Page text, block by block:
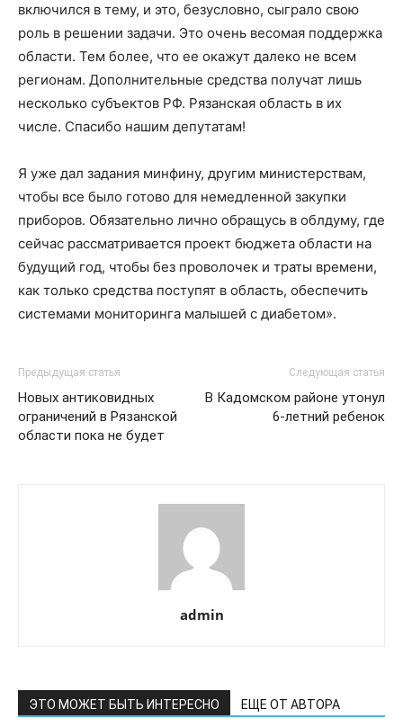
включился в тему, и это, безусловно, сыграло свою
роль в решении задачи. Это очень весомая поддержка
области. Тем более, что ее окажут далеко не всем
регионам. Дополнительные средства получат лишь
несколько субъектов РФ. Рязанская область в их
числе. Спасибо нашим депутатам!
Я уже дал задания минфину, другим министерствам,
чтобы все было готово для немедленной закупки
приборов. Обязательно лично обращусь в облдуму, где
сейчас рассматривается проект бюджета области на
будущий год, чтобы без проволочек и траты времени,
как только средства поступят в область, обеспечить
системами мониторинга малышей с диабетом».
Предыдущая статья
Новых антиковидных
ограничений в Рязанской
области пока не будет
Следующая статья
В Кадомском районе утонул
6-летний ребенок
admin
ЭТО МОЖЕТ БЫТЬ ИНТЕРЕСНО ЕЩЕ ОТ АВТОРА